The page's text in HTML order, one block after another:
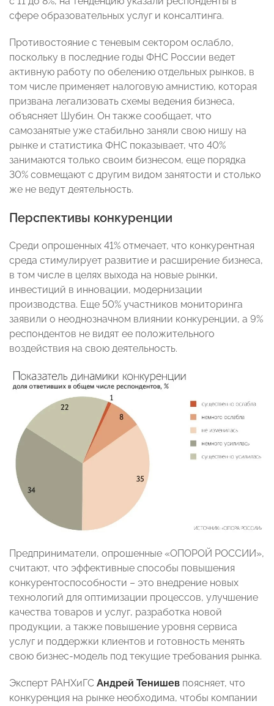
сфере образовательных услуг и консалтинга.
Противостояние с теневым сектором ослабло,
поскольку в последние годы ФНС России ведет
активную работу по обелению отдельных рынков, в
том числе применяет налоговую амнистию, которая
призвана легализовать схемы ведения бизнеса,
объясняет Шубин. Он также сообщает, что
самозанятые уже стабильно заняли свою нишу на
рынке и статистика ФНС показывает, что 40%
занимаются только своим бизнесом, еще порядка
30% совмещают с другим видом занятости и столько
же не ведут деятельность.
Перспективы конкуренции
Среди опрошенных 41% отмечает, что конкурентная
среда стимулирует развитие и расширение бизнеса,
в том числе в целях выхода на новые рынки,
инвестиций в инновации, модернизации
производства. Еще 50% участников мониторинга
заявили о неоднозначном влиянии конкуренции, а 9%
респондентов не видят ее положительного
воздействия на свою деятельность.
Предприниматели, опрошенные «ОПОРОЙ РОССИИ»,
считают, что эффективные способы повышения
конкурентоспособности – это внедрение новых
технологий для оптимизации процессов, улучшение
качества товаров и услуг, разработка новой
продукции, а также повышение уровня сервиса
услуг и поддержки клиентов и готовность менять
свою бизнес-модель под текущие требования рынка.
Эксперт РАНХиГС Андрей Тенишев поясняет, что
конкуренция на рынке необходима, чтобы компании